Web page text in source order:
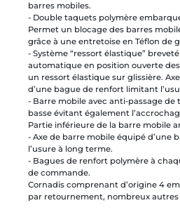
barres mobiles.
- Double taquets polymère
Permet un blocage des barres
grâce à une entretoise en Téflon de
- Système “ressort élastique”
automatique en position ouverte
un ressort élastique sur glissière.
d’une bague de renfort limitant
- Barre mobile avec anti-passage
basse évitant également
Partie inférieure de la barre mobile
- Axe de barre mobile équipé d’une
l’usure à long terme.
- Bagues de renfort polymère à
de commande.
Cornadis comprenant d’origine 4
par retournement, nombreux